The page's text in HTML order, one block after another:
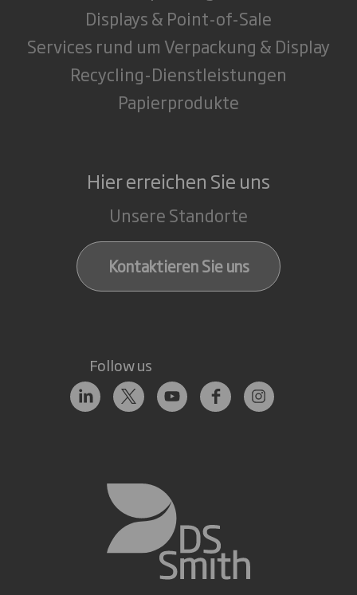
Displays & Point-of-Sale
Services rund um Verpackung & Display
Recycling-Dienstleistungen
Papierprodukte
Hier erreichen Sie uns
Unsere Standorte
Kontaktieren Sie uns
Follow us